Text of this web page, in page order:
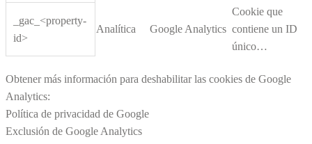
_gac_<property-
id>
Analítica Google Analytics
Cookie que
contiene un ID
único…
Obtener más información para deshabilitar las cookies de Google
Analytics:
Política de privacidad de Google
Exclusión de Google Analytics